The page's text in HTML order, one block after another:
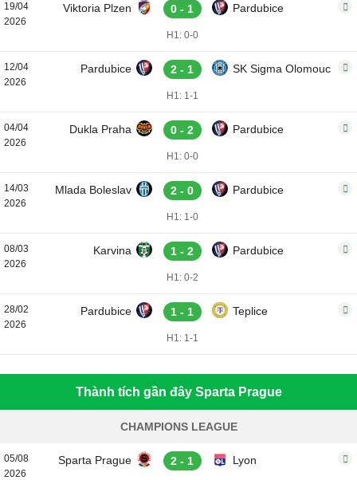
19/04
2026
Viktoria Plzen 0 - 1 Pardubice
H1: 0-0
12/04
2026
Pardubice 2 - 1 SK Sigma Olomouc
H1: 1-1
04/04
2026
Dukla Praha 0 - 2 Pardubice
H1: 0-0
14/03
2026
Mlada Boleslav 2 - 0 Pardubice
H1: 1-0
08/03
2026
Karvina 1 - 2 Pardubice
H1: 0-2
28/02
2026
Pardubice 1 - 1 Teplice
H1: 1-1
Thành tích gần đây Sparta Prague
CHAMPIONS LEAGUE
05/08
2026
Sparta Prague 2 - 1 Lyon